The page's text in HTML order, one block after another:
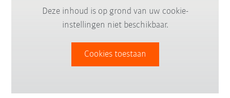
Deze inhoud is op grond van uw cookie-
instellingen niet beschikbaar.
Cookies toestaan